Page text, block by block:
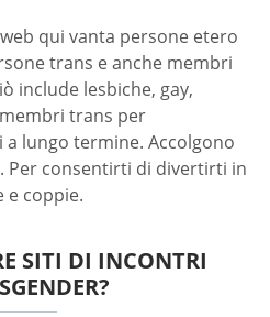
qui vanta persone etero
trans e anche membri
include lesbiche, gay,
trans per
lungo termine. Accolgono
Per consentirti di divertirti in
e coppie.
SITI DI INCONTRI